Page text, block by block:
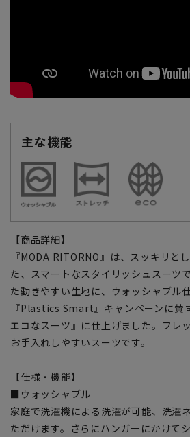
主な機能
【商品詳細】
『MODA RITORNO』は、スッキリと
た、スマートなスタイリッシュスーツ
た動きやすい生地に、ウォッシャブル
『Plastics Smart』キャンペーンに賛
エコなスーツ』に仕上げました。フレ
お手入れしやすいスーツです。
【仕様・機能】
■ウォッシャブル
家庭で洗濯機による洗濯が可能、洗濯
ただけます。さらにハンガーにかけて